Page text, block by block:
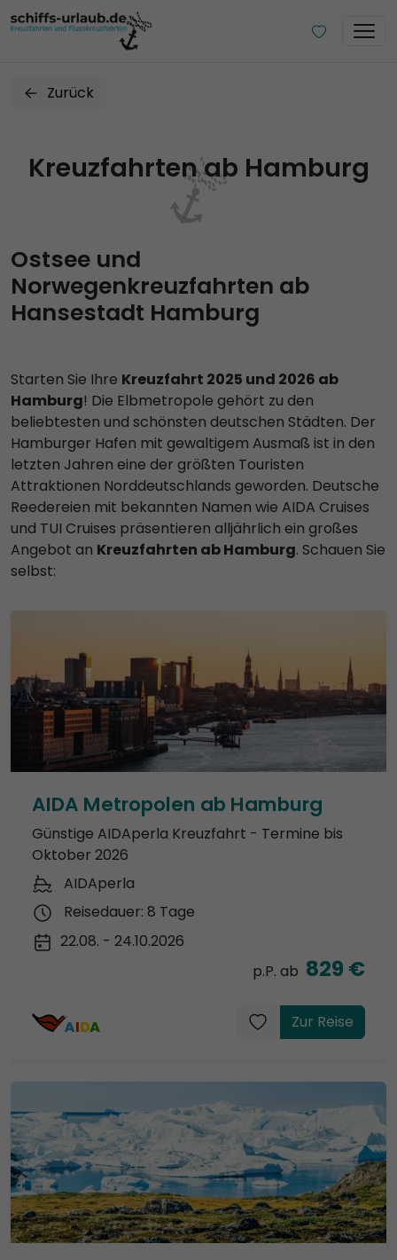
Zurück
Kreuzfahrten ab Hamburg
Ostsee und
Norwegenkreuzfahrten ab
Hansestadt Hamburg
Starten Sie Ihre Kreuzfahrt 2025 und 2026 ab
Hamburg! Die Elbmetropole gehört zu den
beliebtesten und schönsten deutschen Städten. Der
Hamburger Hafen mit gewaltigem Ausmaß ist in den
letzten Jahren eine der größten Touristen
Attraktionen Norddeutschlands geworden. Deutsche
Reedereien mit bekannten Namen wie AIDA Cruises
und TUI Cruises präsentieren alljährlich ein großes
Angebot an Kreuzfahrten ab Hamburg. Schauen Sie
selbst:
AIDA Metropolen ab Hamburg
Günstige AIDAperla Kreuzfahrt - Termine bis
Oktober 2026
AIDAperla
Reisedauer: 8 Tage
22.08. - 24.10.2026
p.P. ab 829 €
Zur Reise